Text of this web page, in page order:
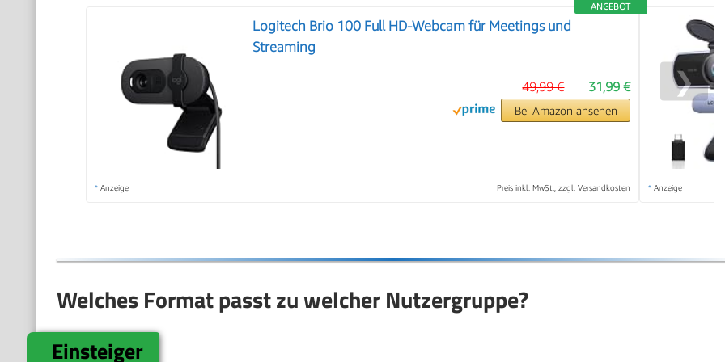
ANGEBOT
Logitech Brio 100 Full HD-Webcam für Meetings und
Streaming
31,99 €
49,99 €
Bei Amazon ansehen
* Anzeige Preis inkl. MwSt., zzgl. Versandkosten * Anzeige
❯
Welches Format passt zu welcher Nutzergruppe?
Einsteiger